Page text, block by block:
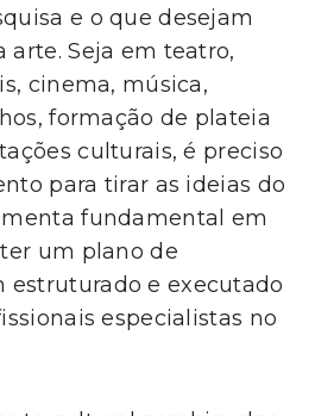
e o que desejam
arte. Seja em teatro,
cinema, música,
formação de plateia
culturais, é preciso
para tirar as ideias do
fundamental em
um plano de
estruturado e executado
especialistas no